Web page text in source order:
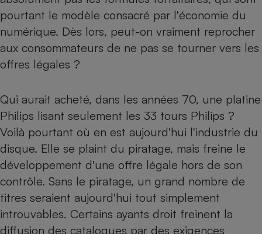
pourtant le modèle consacré par l'économie du
numérique. Dès lors, peut-on vraiment reprocher
aux consommateurs de ne pas se tourner vers les
offres légales ?
Qui aurait acheté, dans les années 70, une platine
Philips lisant seulement les 33 tours Philips ?
Voilà pourtant où en est aujourd'hui l'industrie du
disque. Elle se plaint du piratage, mais freine le
développement d'une offre légale hors de son
contrôle. Sans le piratage, un grand nombre de
titres seraient aujourd'hui tout simplement
introuvables. Certains ayants droit freinent la
diffusion des catalogues par des exigences